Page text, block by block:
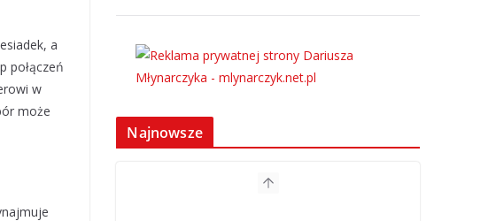
a
połączeń
w
może
Najnowsze